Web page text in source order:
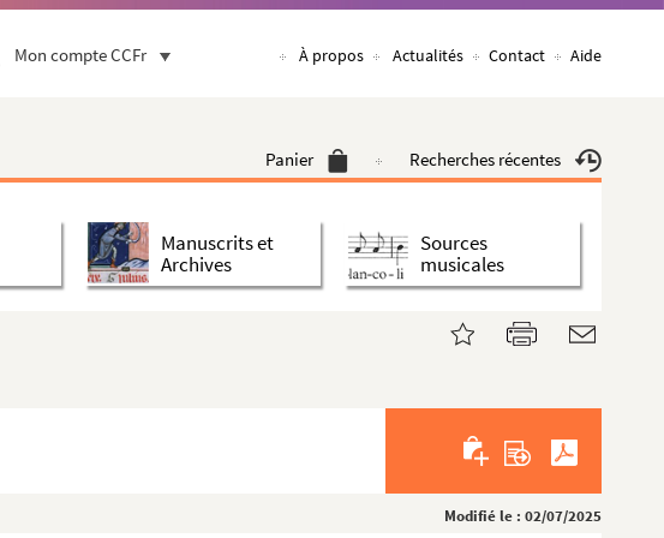
Mon compte CCFr À propos Actualités Contact Aide
Panier Recherches récentes
Manuscrits et
Archives
Sources
musicales
Modifié le : 02/07/2025